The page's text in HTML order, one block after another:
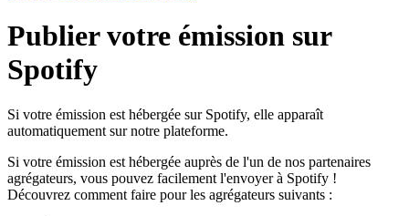
Publier votre émission sur
Spotify
Si votre émission est hébergée sur Spotify, elle apparaît
automatiquement sur notre plateforme.
Si votre émission est hébergée auprès de l'un de nos partenaires
agrégateurs, vous pouvez facilement l'envoyer à Spotify !
Découvrez comment faire pour les agrégateurs suivants :